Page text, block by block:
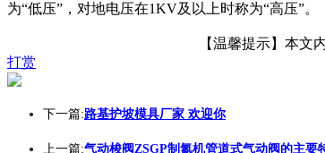
为“低压”，对地电压在1KV及以上时称为“高压”。
【温馨提示】本文
打赏
下一篇:路基护坡模具厂家 欢迎你
上一篇:气动梭阀ZSGP制氮机管道式气动阀的主要